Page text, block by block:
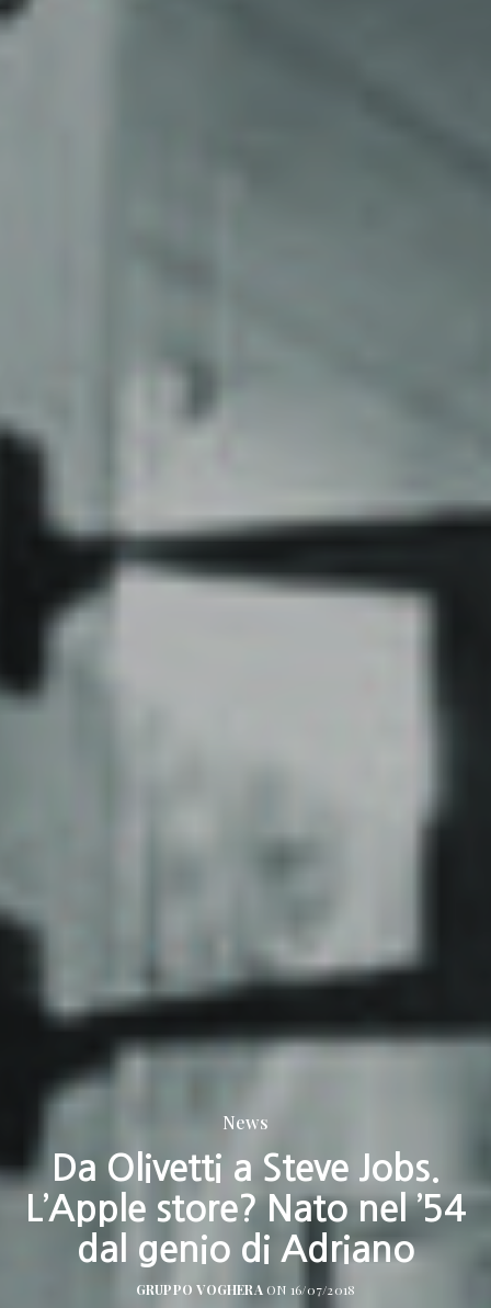
News
Da Olivetti a Steve Jobs.
L’Apple store? Nato nel ’54
dal genio di Adriano
GRUPPO VOGHERAON 16/07/2018